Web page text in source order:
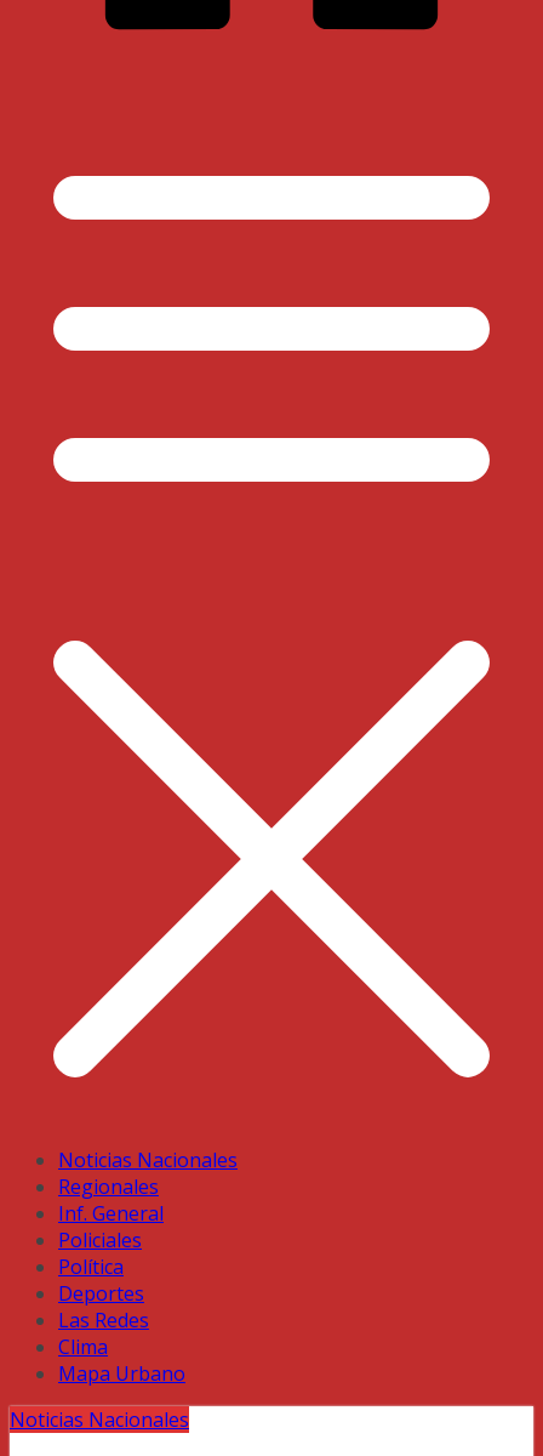
Noticias Nacionales
Regionales
Inf. General
Policiales
Política
Deportes
Las Redes
Clima
Mapa Urbano
Noticias Nacionales